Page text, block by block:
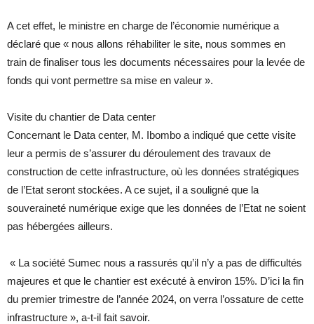
A cet effet, le ministre en charge de l’économie numérique a
déclaré que « nous allons réhabiliter le site, nous sommes en
train de finaliser tous les documents nécessaires pour la levée de
fonds qui vont permettre sa mise en valeur ».
Visite du chantier de Data center
Concernant le Data center, M. Ibombo a indiqué que cette visite
leur a permis de s’assurer du déroulement des travaux de
construction de cette infrastructure, où les données stratégiques
de l’Etat seront stockées. A ce sujet, il a souligné que la
souveraineté numérique exige que les données de l’Etat ne soient
pas hébergées ailleurs.
« La société Sumec nous a rassurés qu’il n’y a pas de difficultés
majeures et que le chantier est exécuté à environ 15%. D’ici la fin
du premier trimestre de l’année 2024, on verra l’ossature de cette
infrastructure », a-t-il fait savoir.